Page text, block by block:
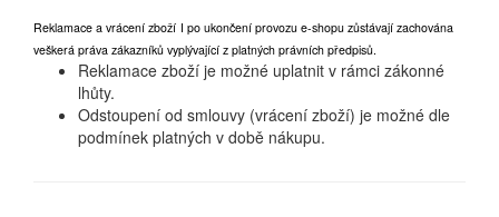
Reklamace a vrácení zboží I po ukončení provozu e-shopu zůstávají zachována
veškerá práva zákazníků vyplývající z platných právních předpisů.
Reklamace zboží je možné uplatnit v rámci zákonné
lhůty.
Odstoupení od smlouvy (vrácení zboží) je možné dle
podmínek platných v době nákupu.